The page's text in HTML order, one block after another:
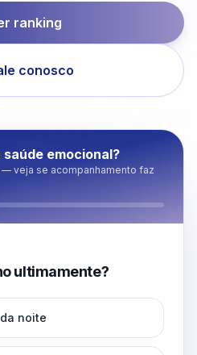
ranking
conosco
saúde emocional?
veja se acompanhamento faz
ultimamente?
noite